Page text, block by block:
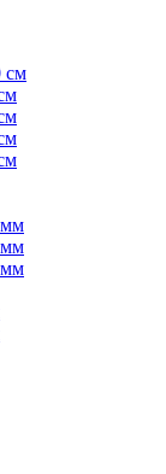
см